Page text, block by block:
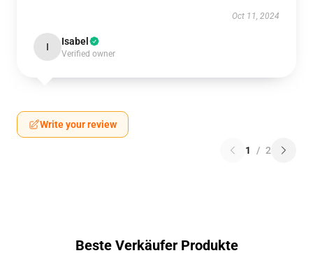
Oct 11, 2024
I Isabel
Verified owner
Write your review
1 / 2
Beste Verkäufer Produkte